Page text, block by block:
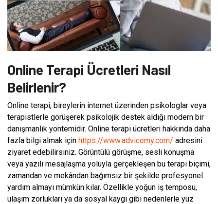
Online Terapi Ücretleri Nasıl
Belirlenir?
Online terapi, bireylerin internet üzerinden psikologlar veya
terapistlerle görüşerek psikolojik destek aldığı modern bir
danışmanlık yöntemidir. Online terapi ücretleri hakkında daha
fazla bilgi almak için https://www.advicemy.com/ adresini
ziyaret edebilirsiniz. Görüntülü görüşme, sesli konuşma
veya yazılı mesajlaşma yoluyla gerçekleşen bu terapi biçimi,
zamandan ve mekândan bağımsız bir şekilde profesyonel
yardım almayı mümkün kılar. Özellikle yoğun iş temposu,
ulaşım zorlukları ya da sosyal kaygı gibi nedenlerle yüz